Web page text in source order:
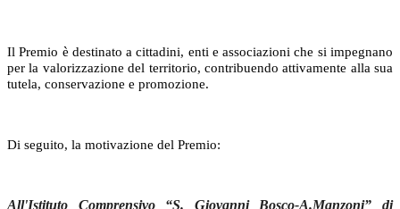
Il Premio è destinato a cittadini, enti e associazioni che si impegnano
per la valorizzazione del territorio, contribuendo attivamente alla sua
tutela, conservazione e promozione.
Di seguito, la motivazione del Premio:
All'Istituto Comprensivo “S. Giovanni Bosco-A.Manzoni” di